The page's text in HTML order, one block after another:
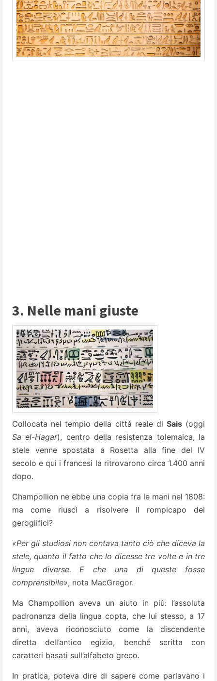
3. Nelle mani giuste
Collocata nel tempio della città reale di Sais(oggi
Sa el-Hagar), centro della resistenza tolemaica, la
stele venne spostata a Rosetta alla fine del IV
secolo e qui i francesi la ritrovarono circa 1.400 anni
dopo.
Champollion ne ebbe una copia fra le mani nel 1808:
ma come riuscì a risolvere il rompicapo dei
geroglifici?
«Per gli studiosi non contava tanto ciò che diceva la
stele, quanto il fatto che lo dicesse tre volte e in tre
lingue diverse. E che una di queste fosse
comprensibile», nota MacGregor.
Ma Champollion aveva un aiuto in più: l’assoluta
padronanza della lingua copta, che lui stesso, a 17
anni, aveva riconosciuto come la discendente
diretta dell’antico egizio, benché scritta con
caratteri basati sull’alfabeto greco.
In pratica, poteva dire di sapere come parlavano i